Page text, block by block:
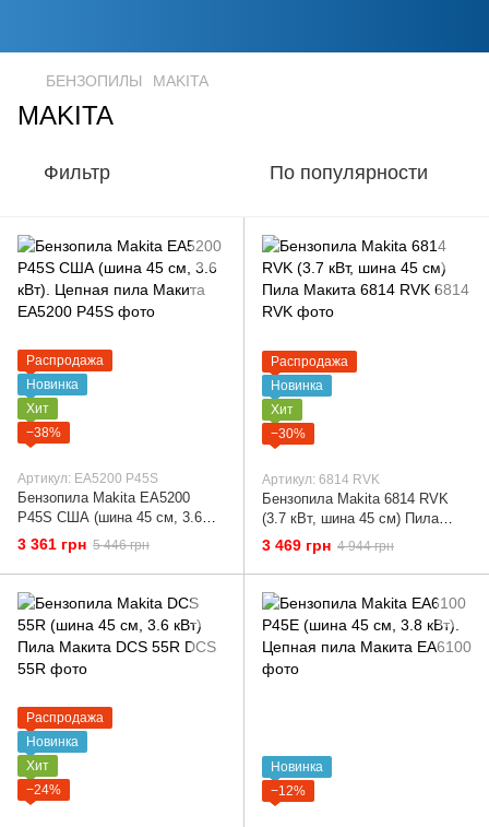
БЕНЗОПИЛЫ MAKITA
MAKITA
Фильтр По популярности
Распродажа
Новинка
Хит
−38%
Артикул: EA5200 P45S
Бензопила Makita EA5200
P45S США (шина 45 см, 3.6
кВт). Цепная пила Макита
3 361 грн 5 446 грн
Распродажа
Новинка
Хит
−30%
Артикул: 6814 RVK
Бензопила Makita 6814 RVK
(3.7 кВт, шина 45 см) Пила
Макита 6814 RVK
3 469 грн 4 944 грн
Распродажа
Новинка
Хит
−24%
Новинка
−12%